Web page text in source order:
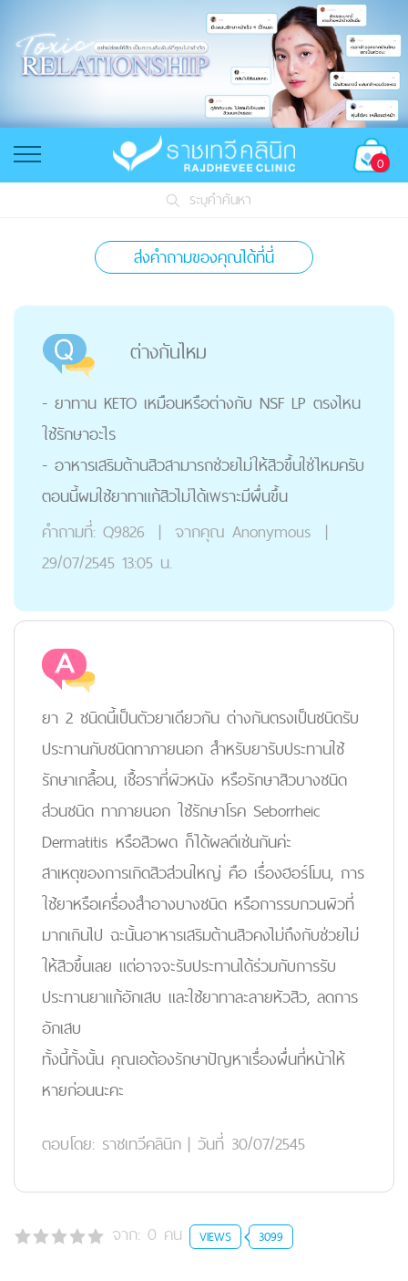
0
ระบุคำค้นหา
ส่งคำถามของคุณได้ที่นี่
ต่างกันไหม
- ยาทาน KETO เหมือนหรือต่างกับ NSF LP ตรงไหน
ใช้รักษาอะไร
- อาหารเสริมต้านสิวสามารถช่วยไม่ให้สิวขึ้นใช่ไหมครับ
ตอนนี้ผมใช้ยาทาแก้สิวไม่ได้เพราะมีผื่นขึ้น
คำถามที่: Q9826 | จากคุณ Anonymous |
29/07/2545 13:05 น.
ยา 2 ชนิดนี้เป็นตัวยาเดียวกัน ต่างกันตรงเป็นชนิดรับ
ประทานกับชนิดทาภายนอก สำหรับยารับประทานใช้
รักษาเกลื้อน, เชื้อราที่ผิวหนัง หรือรักษาสิวบางชนิด
ส่วนชนิด ทาภายนอก ใช้รักษาโรค Seborrheic
Dermatitis หรือสิวผด ก็ได้ผลดีเช่นกันค่ะ
สาเหตุของการเกิดสิวส่วนใหญ่ คือ เรื่องฮอร์โมน, การ
ใช้ยาหรือเครื่องสำอางบางชนิด หรือการรบกวนผิวที่
มากเกินไป ฉะนั้นอาหารเสริมต้านสิวคงไม่ถึงกับช่วยไม่
ให้สิวขึ้นเลย แต่อาจจะรับประทานได้ร่วมกับการรับ
ประทานยาแก้อักเสบ และใช้ยาทาละลายหัวสิว, ลดการ
อักเสบ
ทั้งนี้ทั้งนั้น คุณเอต้องรักษาปัญหาเรื่องผื่นที่หน้าให้
หายก่อนนะคะ
ตอบโดย: ราชเทวีคลินิก | วันที่ 30/07/2545
จาก: 0 คน VIEWS 3099